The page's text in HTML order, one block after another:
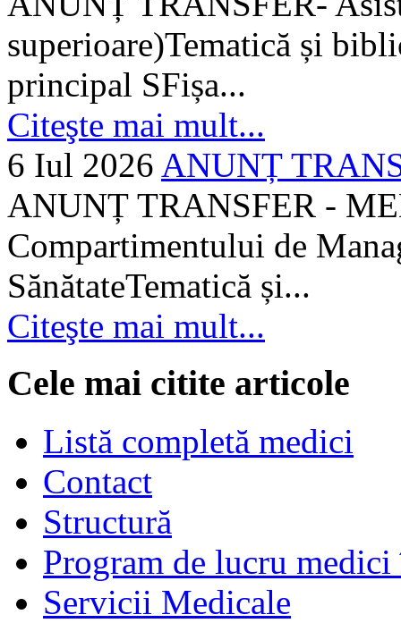
superioare)Tematică și
principal SFișa...
Citeşte mai mult...
6 Iul 2026 ANUNȚ
ANUNȚ TRANSFER -
Compartimentului de
SănătateTematică și...
Citeşte mai mult...
Cele mai citite articole
Listă completă medici
Contact
Structură
Program de lucru
Servicii Medicale